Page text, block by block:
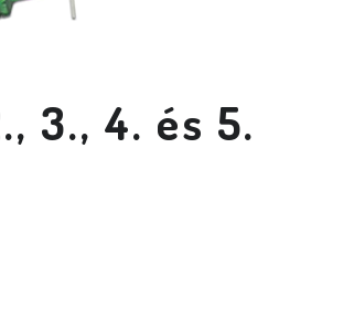
3., 4. és 5.